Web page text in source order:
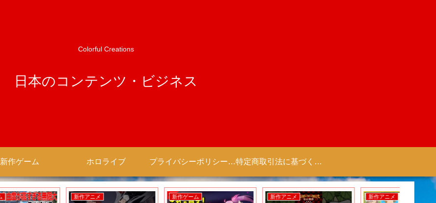
Colorful Creations
日本のコンテンツ・ビジネス
新作ゲーム ホロライブ プライバシーポリシー 【Colorful Creation】 特定商取引法に基づく表記（商取引に関する開示）
新作アニメ 新作ゲーム 新作アニメ 新作アニメ